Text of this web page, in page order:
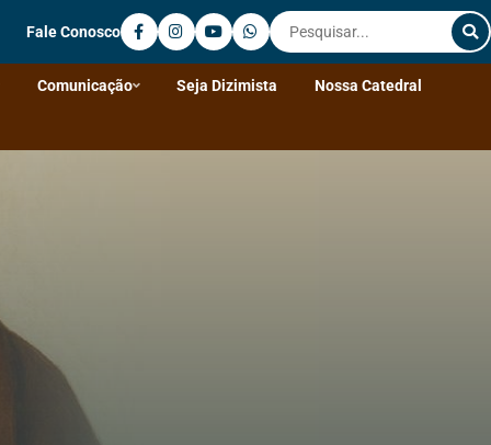
Fale Conosco
Comunicação Seja Dizimista Nossa Catedral